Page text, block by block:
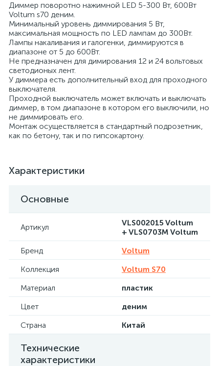
Диммер поворотно нажимной LED 5-300 Вт, 600Вт
Voltum s70 деним.
Минимальный уровень диммирования 5 Вт,
максимальная мощность по LED лампам до 300Вт.
Лампы накаливания и галогенки, диммируются в
диапазоне от 5 до 600Вт.
Не предназначен для димирования 12 и 24 вольтовых
светодионых лент.
У диммера есть дополнительный вход для проходного
выключателя.
Проходной выключатель может включать и выключать
диммер, в том диапазоне в котором его выключили, но
не диммировать его.
Монтаж осуществляется в стандартный подрозетник,
как по бетону, так и по гипсокартону.
Характеристики
Основные
Артикул
VLS002015 Voltum
+ VLS0703M Voltum
Бренд
Voltum
Коллекция
Voltum S70
Материал
пластик
Цвет
деним
Страна
Китай
Технические
характеристики